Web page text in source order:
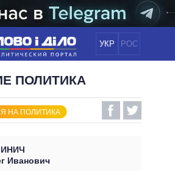
УКР РОС
НОВОСТИ
ПОЛИТИКА
ЭКОНОМИКА
МИР
ОБЕЩАНИЯ
ИНФОГРАФИКА
ПОЛИТИКА
НА ПОЛИТИКА
Иванович